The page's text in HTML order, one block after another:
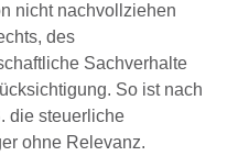
nicht nachvollziehen
des
Sachverhalte
So ist nach
die steuerliche
ohne Relevanz.